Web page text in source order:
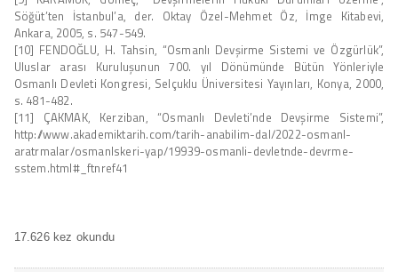
Söğüt’ten İstanbul’a, der. Oktay Özel-Mehmet Öz, İmge Kitabevi,
Ankara, 2005, s. 547-549.
[10] FENDOĞLU, H. Tahsin, “Osmanlı Devşirme Sistemi ve Özgürlük”,
Uluslar arası Kuruluşunun 700. yıl Dönümünde Bütün Yönleriyle
Osmanlı Devleti Kongresi, Selçuklu Üniversitesi Yayınları, Konya, 2000,
s. 481-482.
[11] ÇAKMAK, Kerziban, “Osmanlı Devleti’nde Devşirme Sistemi”,
http://www.akademiktarih.com/tarih-anabilim-dal/2022-osmanl-
aratrmalar/osmanlskeri-yap/19939-osmanli-devletnde-devrme-
sstem.html#_ftnref41
17.626 kez okundu